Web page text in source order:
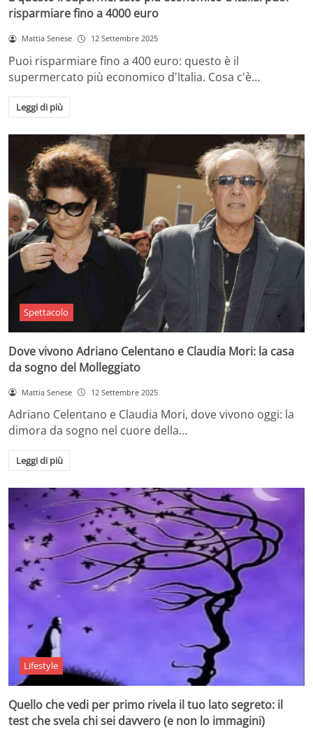
risparmiare fino a 4000 euro
Mattia Senese 12 Settembre 2025
Puoi risparmiare fino a 400 euro: questo è il
supermercato più economico d'Italia. Cosa c'è…
Leggi di più
Spettacolo
Dove vivono Adriano Celentano e Claudia Mori: la casa
da sogno del Molleggiato
Mattia Senese 12 Settembre 2025
Adriano Celentano e Claudia Mori, dove vivono oggi: la
dimora da sogno nel cuore della…
Leggi di più
Lifestyle
Quello che vedi per primo rivela il tuo lato segreto: il
test che svela chi sei davvero (e non lo immagini)